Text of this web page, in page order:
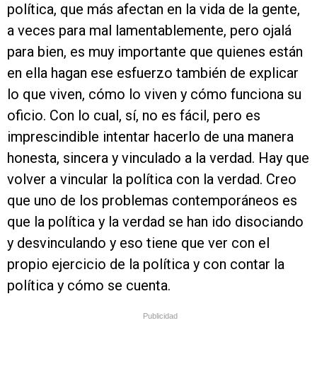
política, que más afectan en la vida de la gente,
a veces para mal lamentablemente, pero ojalá
para bien, es muy importante que quienes están
en ella hagan ese esfuerzo también de explicar
lo que viven, cómo lo viven y cómo funciona su
oficio. Con lo cual, sí, no es fácil, pero es
imprescindible intentar hacerlo de una manera
honesta, sincera y vinculado a la verdad. Hay que
volver a vincular la política con la verdad. Creo
que uno de los problemas contemporáneos es
que la política y la verdad se han ido disociando
y desvinculando y eso tiene que ver con el
propio ejercicio de la política y con contar la
política y cómo se cuenta.
Publicidad